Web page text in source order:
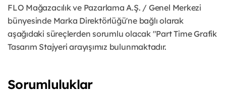
FLO Mağazacılık ve Pazarlama A.Ş. / Genel Merkezi
bünyesinde Marka Direktörlüğü'ne bağlı olarak
aşağıdaki süreçlerden sorumlu olacak "Part Time Grafik
Tasarım Stajyeri arayışımız bulunmaktadır.
Sorumluluklar